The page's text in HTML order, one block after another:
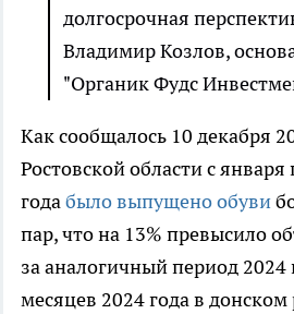
долгосрочная
Владимир Козлов,
"Органик Фудс
Как сообщалось 10 декабря
Ростовской области с января
годабыло выпущено обуви
пар, что на 13% превысило
за аналогичный период 2024
месяцев 2024 года в